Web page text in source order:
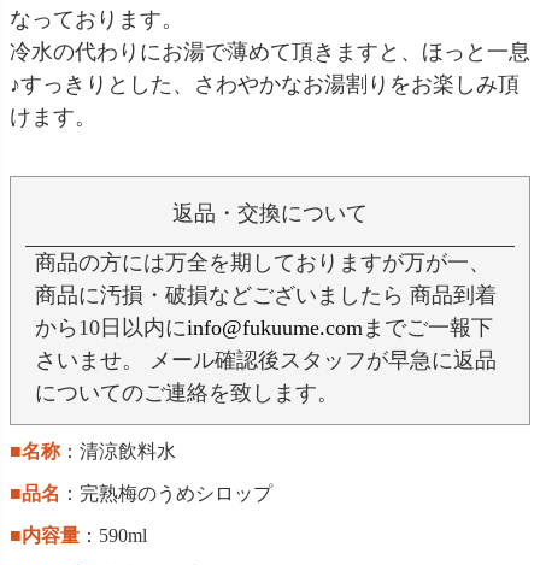
なっております。
冷水の代わりにお湯で薄めて頂きますと、ほっと一息
♪すっきりとした、さわやかなお湯割りをお楽しみ頂
けます。
返品・交換について
商品の方には万全を期しておりますが万が一、
商品に汚損・破損などございましたら 商品到着
から10日以内にinfo@fukuume.com までご一報下
さいませ。 メール確認後スタッフが早急に返品
についてのご連絡を致します。
■名称：清涼飲料水
■品名 ：完熟梅のうめシロップ
■内容量 ：590ml